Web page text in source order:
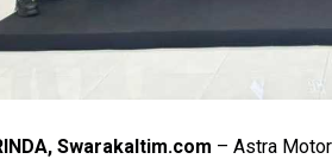
Swarakaltim.com – Astra